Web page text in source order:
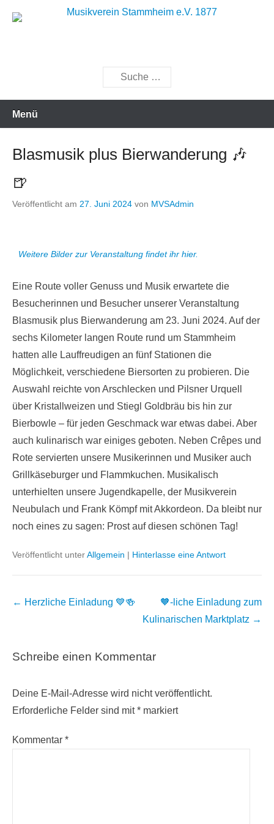
Inhalt
Suchen
Menü
Blasmusik plus Bierwanderung 🎶
🍺
Veröffentlicht am 27. Juni 2024 von MVSAdmin
Weitere Bilder zur Veranstaltung findet ihr hier.
Eine Route voller Genuss und Musik erwartete die
Besucherinnen und Besucher unserer Veranstaltung
Blasmusik plus Bierwanderung am 23. Juni 2024. Auf der
sechs Kilometer langen Route rund um Stammheim
hatten alle Lauffreudigen an fünf Stationen die
Möglichkeit, verschiedene Biersorten zu probieren. Die
Auswahl reichte von Arschlecken und Pilsner Urquell
über Kristallweizen und Stiegl Goldbräu bis hin zur
Bierbowle – für jeden Geschmack war etwas dabei. Aber
auch kulinarisch war einiges geboten. Neben Crêpes und
Rote servierten unsere Musikerinnen und Musiker auch
Grillkäseburger und Flammkuchen. Musikalisch
unterhielten unsere Jugendkapelle, der Musikverein
Neubulach und Frank Kömpf mit Akkordeon. Da bleibt nur
noch eines zu sagen: Prost auf diesen schönen Tag!
Veröffentlicht unterAllgemein | Hinterlasse eine Antwort
Beitragsnavigation
← Herzliche Einladung 💙🍻
🧡-liche Einladung zum
Kulinarischen Marktplatz →
Schreibe einen Kommentar
Deine E-Mail-Adresse wird nicht veröffentlicht.
Erforderliche Felder sind mit* markiert
Kommentar *